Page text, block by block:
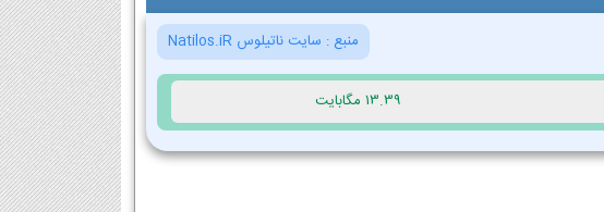
منبع : سایت ناتیلوس Natilos.iR
13.39 مگابایت